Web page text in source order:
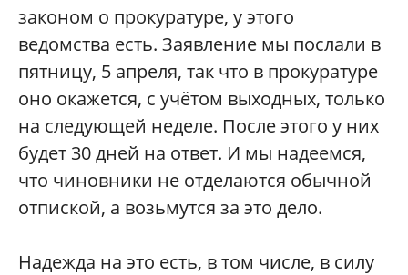
законом о прокуратуре, у этого
ведомства есть. Заявление мы послали в
пятницу, 5 апреля, так что в прокуратуре
оно окажется, с учётом выходных, только
на следующей неделе. После этого у них
будет 30 дней на ответ. И мы надеемся,
что чиновники не отделаются обычной
отпиской, а возьмутся за это дело.
Надежда на это есть, в том числе, в силу